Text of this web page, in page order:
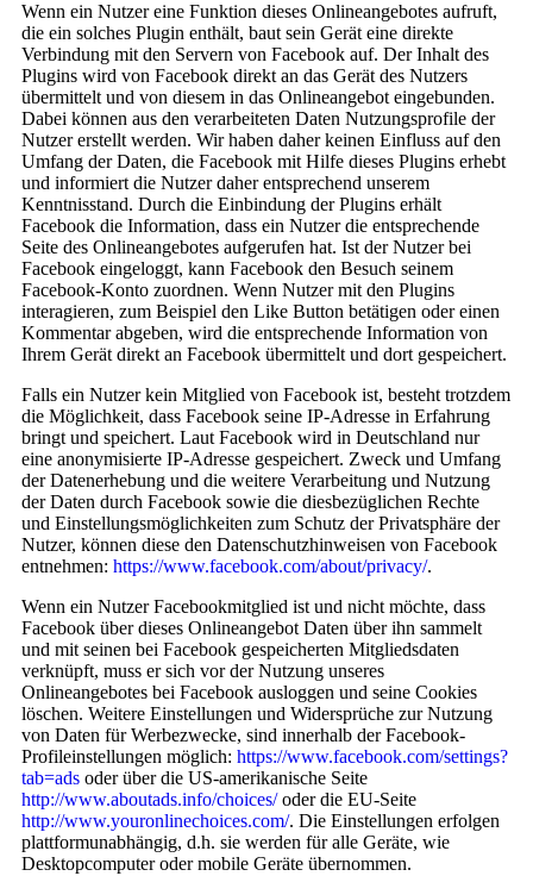
Wenn ein Nutzer eine Funktion dieses Onlineangebotes aufruft,
die ein solches Plugin enthält, baut sein Gerät eine direkte
Verbindung mit den Servern von Facebook auf. Der Inhalt des
Plugins wird von Facebook direkt an das Gerät des Nutzers
übermittelt und von diesem in das Onlineangebot eingebunden.
Dabei können aus den verarbeiteten Daten Nutzungsprofile der
Nutzer erstellt werden. Wir haben daher keinen Einfluss auf den
Umfang der Daten, die Facebook mit Hilfe dieses Plugins erhebt
und informiert die Nutzer daher entsprechend unserem
Kenntnisstand. Durch die Einbindung der Plugins erhält
Facebook die Information, dass ein Nutzer die entsprechende
Seite des Onlineangebotes aufgerufen hat. Ist der Nutzer bei
Facebook eingeloggt, kann Facebook den Besuch seinem
Facebook-Konto zuordnen. Wenn Nutzer mit den Plugins
interagieren, zum Beispiel den Like Button betätigen oder einen
Kommentar abgeben, wird die entsprechende Information von
Ihrem Gerät direkt an Facebook übermittelt und dort gespeichert.
Falls ein Nutzer kein Mitglied von Facebook ist, besteht trotzdem
die Möglichkeit, dass Facebook seine IP-Adresse in Erfahrung
bringt und speichert. Laut Facebook wird in Deutschland nur
eine anonymisierte IP-Adresse gespeichert. Zweck und Umfang
der Datenerhebung und die weitere Verarbeitung und Nutzung
der Daten durch Facebook sowie die diesbezüglichen Rechte
und Einstellungsmöglichkeiten zum Schutz der Privatsphäre der
Nutzer, können diese den Datenschutzhinweisen von Facebook
entnehmen: https://www.facebook.com/about/privacy/.
Wenn ein Nutzer Facebookmitglied ist und nicht möchte, dass
Facebook über dieses Onlineangebot Daten über ihn sammelt
und mit seinen bei Facebook gespeicherten Mitgliedsdaten
verknüpft, muss er sich vor der Nutzung unseres
Onlineangebotes bei Facebook ausloggen und seine Cookies
löschen. Weitere Einstellungen und Widersprüche zur Nutzung
von Daten für Werbezwecke, sind innerhalb der Facebook-
Profileinstellungen möglich: https://www.facebook.com/settings?
tab=ads oder über die US-amerikanische Seite
http://www.aboutads.info/choices/oder die EU-Seite
http://www.youronlinechoices.com/. Die Einstellungen erfolgen
plattformunabhängig, d.h. sie werden für alle Geräte, wie
Desktopcomputer oder mobile Geräte übernommen.